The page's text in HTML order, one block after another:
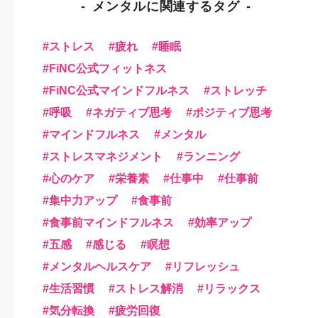
メンタルに関連するタグ
ストレス 疲れ
睡眠
FiNC公式フィットネス
FiNC公式マインドフルネス
ストレッチ
呼吸
ネガティブ思考
ポジティブ思考
マインドフルネス
メンタル
ストレスマネジメント
ランニング
心のケア
栄養素 仕事中
仕事前
集中力アップ
食事前
食事前マインドフルネス
効率アップ
五感
感じる
瞑想
メンタルヘルスケア
リフレッシュ
生活習慣
ストレス解消
リラックス
気分転換
疲労回復